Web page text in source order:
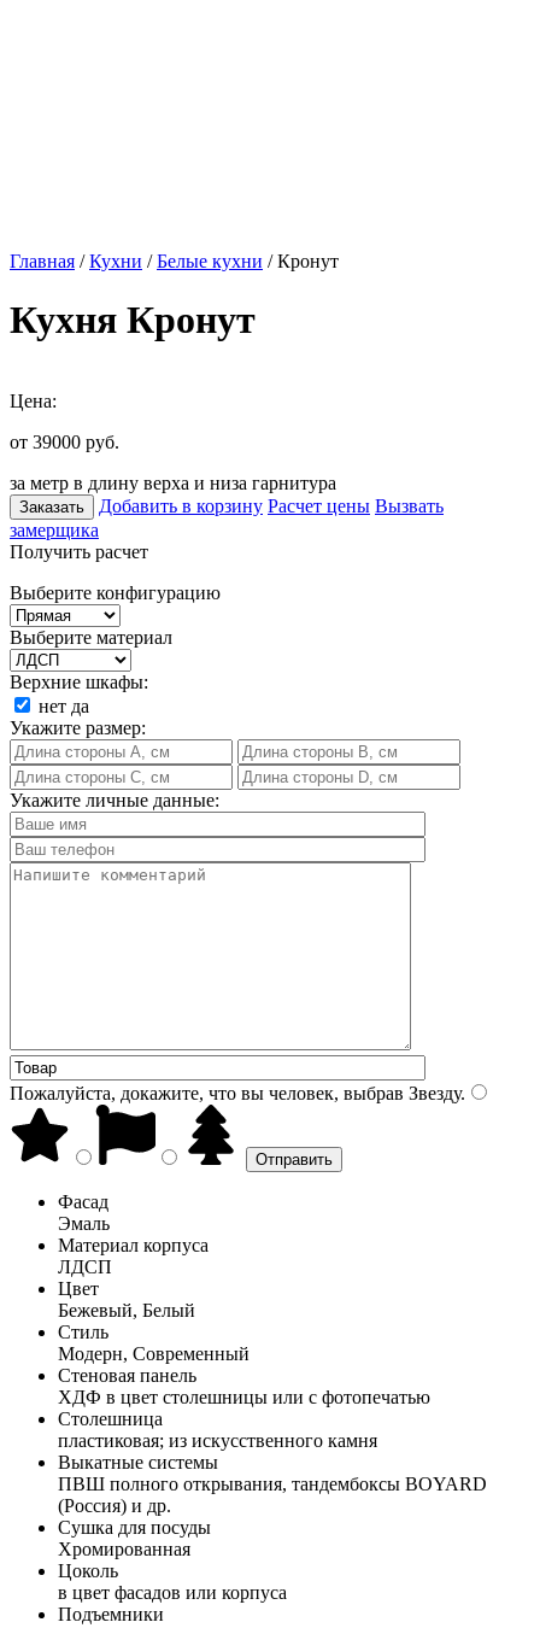
Главная /Кухни /Белые кухни / Кронут
Кухня Кронут
Цена:
от 39000 руб.
за метр в длину верха и низа гарнитура
Заказать Добавить в корзину Расчет цены Вызвать
замерщика
Получить расчет
Выберите конфигурацию
Выберите материал
Верхние шкафы:
нет да
Укажите размер:
Укажите личные данные:
Пожалуйста, докажите, что вы человек, выбрав Звезду.
Фасад
Эмаль
Материал корпуса
ЛДСП
Цвет
Бежевый, Белый
Стиль
Модерн, Современный
Стеновая панель
ХДФ в цвет столешницы или с фотопечатью
Столешница
пластиковая; из искусственного камня
Выкатные системы
ПВШ полного открывания, тандембоксы BOYARD
(Россия) и др.
Сушка для посуды
Хромированная
Цоколь
в цвет фасадов или корпуса
Подъемники